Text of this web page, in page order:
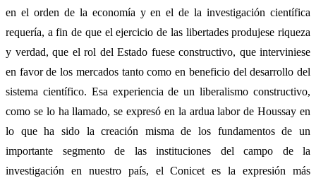
en el orden de la economía y en el de la investigación científica
requería, a fin de que el ejercicio de las libertades produjese riqueza
y verdad, que el rol del Estado fuese constructivo, que interviniese
en favor de los mercados tanto como en beneficio del desarrollo del
sistema científico. Esa experiencia de un liberalismo constructivo,
como se lo ha llamado, se expresó en la ardua labor de Houssay en
lo que ha sido la creación misma de los fundamentos de un
importante segmento de las instituciones del campo de la
investigación en nuestro país, el Conicet es la expresión más